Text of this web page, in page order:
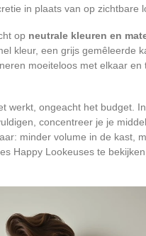
in plaats van op zichtbare
op neutrale kleuren en
kleur, een grijs gemêleerde
moeiteloos met elkaar en
werkt, ongeacht het budget.
concentreer je je
minder volume in de kast,
Happy Lookeuses te